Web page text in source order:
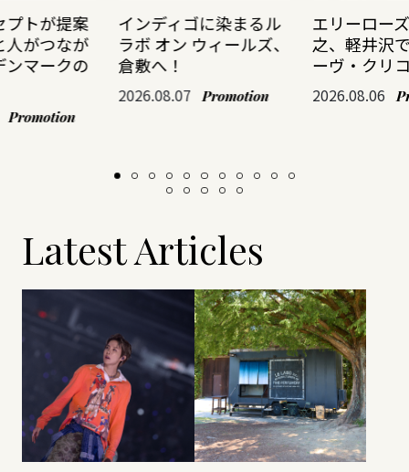
プトが提案
人がつなが
ンマークの
Promotion
インディゴに染まるル
ラボ オン ウィールズ、
倉敷へ！
2026.08.07 Promotion
エリーロー
之、軽井沢
ーヴ・クリ
2026.08.06
Latest Articles